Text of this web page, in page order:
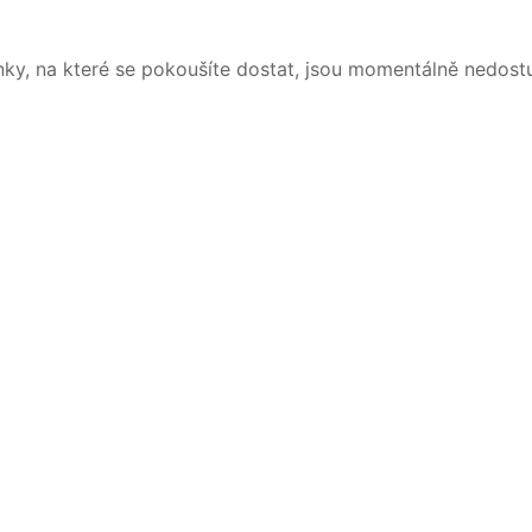
na které se pokoušíte dostat, jsou momentálně